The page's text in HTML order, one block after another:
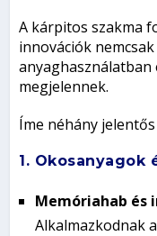
A kárpitos szakma
innovációk
megjelennek.
Íme néhány
1.
Memóriahab és
Alkalmazkodnak